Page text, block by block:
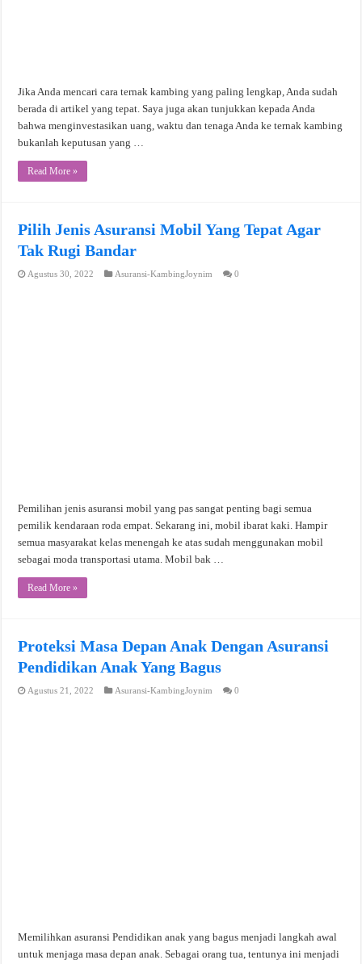
Jika Anda mencari cara ternak kambing yang paling lengkap, Anda sudah
berada di artikel yang tepat. Saya juga akan tunjukkan kepada Anda
bahwa menginvestasikan uang, waktu dan tenaga Anda ke ternak kambing
bukanlah keputusan yang …
Read More »
Pilih Jenis Asuransi Mobil Yang Tepat Agar
Tak Rugi Bandar
Agustus 30, 2022 Asuransi-KambingJoynim 0
Pemilihan jenis asuransi mobil yang pas sangat penting bagi semua
pemilik kendaraan roda empat. Sekarang ini, mobil ibarat kaki. Hampir
semua masyarakat kelas menengah ke atas sudah menggunakan mobil
sebagai moda transportasi utama. Mobil bak …
Read More »
Proteksi Masa Depan Anak Dengan Asuransi
Pendidikan Anak Yang Bagus
Agustus 21, 2022 Asuransi-KambingJoynim 0
Memilihkan asuransi Pendidikan anak yang bagus menjadi langkah awal
untuk menjaga masa depan anak. Sebagai orang tua, tentunya ini menjadi